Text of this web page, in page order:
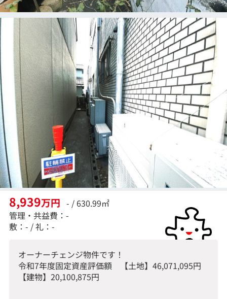
8,939万円 - / 630.99㎡
管理・共益費：-
敷：- / 礼：-
オーナーチェンジ物件です！
令和7年度固定資産評価額 【土地】46,071,095円
【建物】20,100,875円